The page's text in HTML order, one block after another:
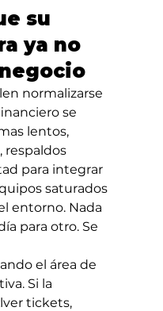
su
ya no
normalizarse
se
lentos,
respaldos
para integrar
saturados
entorno. Nada
para otro. Se
el área de
Si la
tickets,